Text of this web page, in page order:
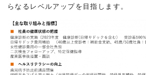
らなるレベルアップを目指します。